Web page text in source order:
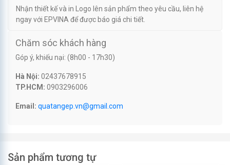
Nhận thiết kế và in Logo lên sản phẩm theo yêu cầu, liên hệ
ngay với EPVINA để được báo giá chi tiết.
Chăm sóc khách hàng
Góp ý, khiếu nại: (8h00 - 17h30)
Hà Nội: 02437678915
TP.HCM: 0903296006
Email: quatangep.vn@gmail.com
Sản phẩm tương tự